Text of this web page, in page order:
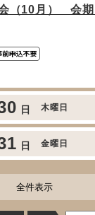
（10月） 会期
日 木曜日
日 金曜日
全件表示